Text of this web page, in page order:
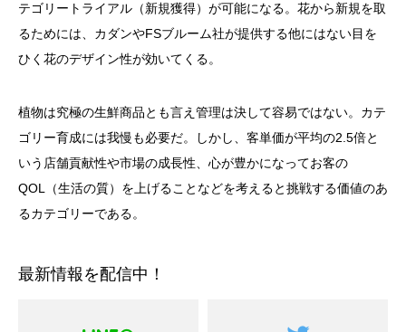
テゴリートライアル（新規獲得）が可能になる。花から新規を取
るためには、カダンやFSブルーム社が提供する他にはない目を
ひく花のデザイン性が効いてくる。
植物は究極の生鮮商品とも言え管理は決して容易ではない。カテ
ゴリー育成には我慢も必要だ。しかし、客単価が平均の2.5倍と
いう店舗貢献性や市場の成長性、心が豊かになってお客の
QOL（生活の質）を上げることなどを考えると挑戦する価値のあ
るカテゴリーである。
最新情報を配信中！